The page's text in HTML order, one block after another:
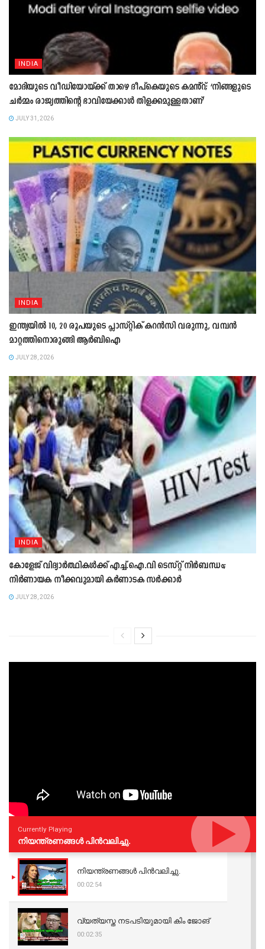
INDIA
മോദിയുടെ വീഡിയോയ്ക്ക് താഴെ ദീപ്കെയുടെ കമൻ്റ്; ‘നിങ്ങളുടെ
ചർമ്മം രാജ്യത്തിന്റെ ഭാവിയേക്കാൾ തിളക്കമുള്ളതാണ്’
JULY 31, 2026
INDIA
ഇന്ത്യയിൽ 10, 20 രൂപയുടെ പ്ലാസ്റ്റിക് കറൻസി വരുന്നു, വമ്പൻ
മാറ്റത്തിനൊരുങ്ങി ആർബിഐ
JULY 28, 2026
INDIA
കോളേജ് വിദ്യാർത്ഥികൾക്ക് എച്ച്.ഐ.വി ടെസ്റ്റ് നിർബന്ധം;
നി‍ർണായക നീക്കവുമായി കർണാടക സ‍ർക്ക‍ാർ
JULY 28, 2026
Currently Playing
നിയന്ത്രണങ്ങള്‍ പിന്‍വലിച്ചു.
നിയന്ത്രണങ്ങള്‍ പിന്‍വലിച്ചു.
00:02:54
വ്യത്യസ്ത നടപടിയുമായി കിം ജോങ്
00:02:35